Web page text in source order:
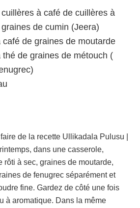
à café de cuillères à
de cumin (Jeera)
café de graines de moutarde
thé de graines de métouch (
de la recette Ullikadala Pulusu |
dans une casserole,
rôti à sec, graines de moutarde,
de fenugrec séparément et
fine. Gardez de côté une fois
à aromatique. Dans la même